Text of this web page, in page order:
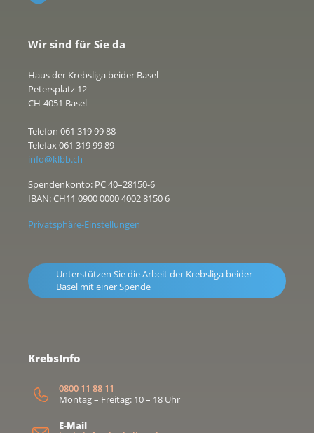
Wir sind für Sie da
Haus der Krebsliga beider Basel
Petersplatz 12
CH-4051 Basel
Telefon 061 319 99 88
Telefax 061 319 99 89
info@klbb.ch
Spendenkonto: PC 40–28150-6
IBAN: CH11 0900 0000 4002 8150 6
Privatsphäre-Einstellungen
Unterstützen Sie die Arbeit der Krebsliga beider
Basel mit einer Spende
KrebsInfo
0800 11 88 11
Montag – Freitag: 10 – 18 Uhr
E-Mail